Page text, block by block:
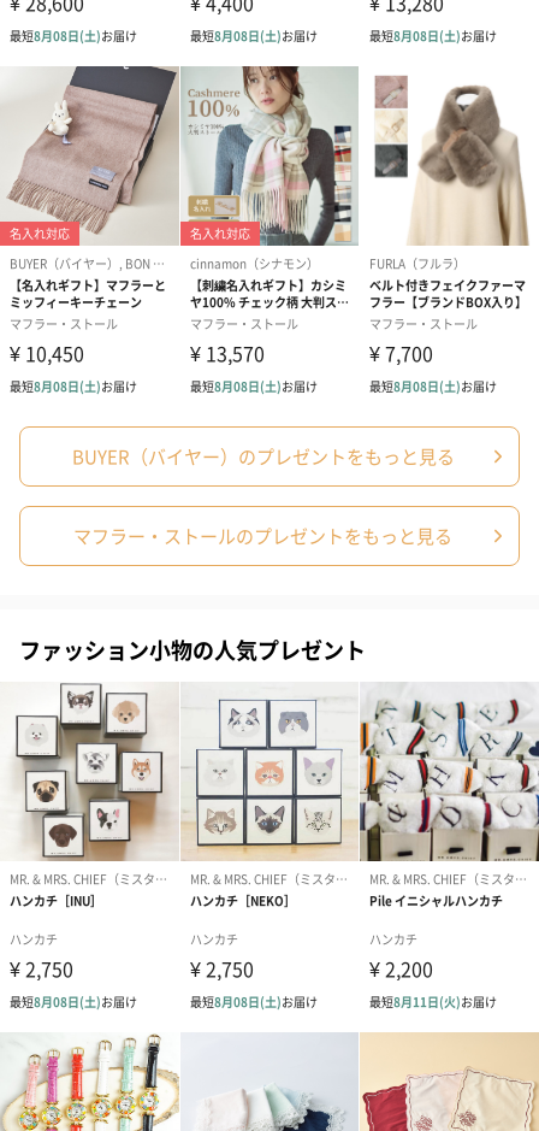
内モンゴルまで赴き、良質なカシミヤ商品の中でもさらに納得の
いく質のものだけを仕入れて届けるカシミヤ専門ブランドです。
内モンゴル産の高品質なカシミヤは、砂漠化により減少している
とても貴重な素材となっています。環境改善のために、内モンゴ
ルで植林活動にも貢献しています。高品質で柔らかなカシミヤを
体感してみませんか。
体温調節とおしゃれを同時に楽しめる
あたたかくしなやかな肌触りのカシミヤストールは、一年を通し
て重宝する優れものです。通勤や通学に巻くだけでなく、ひざ掛
けやお昼寝のタオル代わりにも様々な用途でお使いいただけま
す。自宅用と会社用など、デザインを変えて持ちたくなるような
おしゃれなデザインは、幅広い年代から支持を受けています。長
マフラー専用ボックスをご選択いただく場合
お相手に直接送る場合は、マフラー専用ボックスとダンボール装
飾の組み合わせがオススメです。
一度ご自宅に送り、手渡しされる場合は紙袋のご利用を推奨して
おります。
なお、マフラー専用ボックス・ダンボール装飾・紙袋の3点を一緒
にご注文いただいた場合、本画像のような縦長の大きい紙袋を同
梱してお届けいたしますが、ダンボールを並行にした状態でお入
れいただくことができないため、3点の組み合わせは推奨しており
ご注意いただきますようお願い申し上げます。
BUYER（バイヤー）のプレゼントをもっと見る
マフラー・ストールのプレゼントをもっと見る
ファッション小物の人気プレゼント